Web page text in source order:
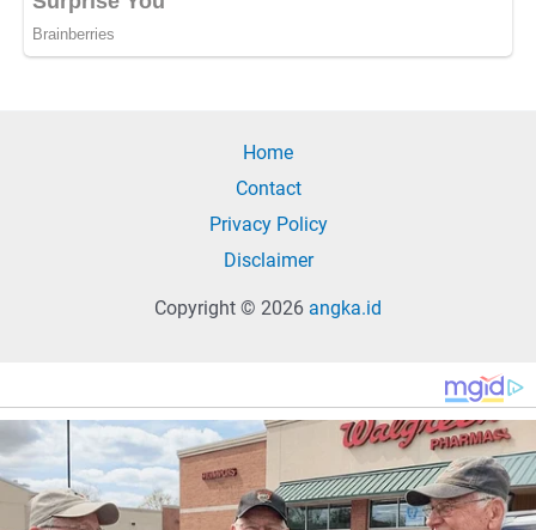
Home
Contact
Privacy Policy
Disclaimer
Copyright © 2026 angka.id